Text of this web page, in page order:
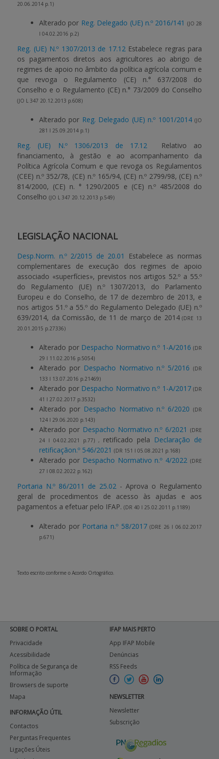
20.06.2014 p.1)
Alterado por Reg. Delegado (UE) n.º 2016/141 (JO 28
I 04.02.2016 p.2)
Reg. (UE) N.º 1307/2013 de 17.12 Estabelece regras para
os pagamentos diretos aos agricultores ao abrigo de
regimes de apoio no âmbito da política agrícola comum e
que revoga o Regulamento (CE) n.° 637/2008 do
Conselho e o Regulamento (CE) n.° 73/2009 do Conselho
(JO L 347 20.12.2013 p.608)
Alterado por Reg. Delegado (UE) n.º 1001/2014 (JO
281 I 25.09.2014 p.1)
Reg. (UE) N.º 1306/2013 de 17.12
Relativo ao
financiamento, à gestão e ao acompanhamento da
Política Agrícola Comum e que revoga os Regulamentos
(CEE) n.º 352/78, (CE) n.º 165/94, (CE) n.º 2799/98, (CE) n.º
814/2000, (CE) n. ° 1290/2005 e (CE) n.º 485/2008 do
Conselho (JO L 347 20.12.2013 p.549)
LEGISLAÇÃO NACIONAL
Desp.Norm. n.º 2/2015 de 20.01
Estabelece as normas
complementares de execução dos regimes de apoio
associado «superfícies», previstos nos artigos 52.º a 55.º
do Regulamento (UE) n.º 1307/2013, do Parlamento
Europeu e do Conselho, de 17 de dezembro de 2013, e
nos artigos 51.º a 55.º do Regulamento Delegado (UE) n.º
639/2014, da Comissão, de 11 de março de 2014(DRE 13
20.01.2015 p.27336)
Alterado por Despacho Normativo n.º 1-A/2016 (DR
29 I 11.02.2016 p.5054)
Alterado por Despacho Normativo n.º 5/2016 (DR
133 I 13.07.2016 p.21469)
Alterado por Despacho Normativo n.º 1-A/2017 (DR
41 I 27.02.2017 p.3532)
Alterado por Despacho Normativo n.º 6/2020 (DR
124 I 29.06.2020 p.143)
Alterado por Despacho Normativo n.º 6/2021
(DRE
24 I 04.02.2021 p.77) , retificado pela Declaração de
retificaçãon.º 546/2021 (DR 151 I 05.08.2021 p.168)
Alterado por Despacho Normativo n.º 4/2022 (DRE
27 I 08.02.2022 p.162)
Portaria N.º 86/2011 de 25.02 - Aprova o Regulamento
geral de procedimentos de acesso às ajudas e aos
pagamentos a efetuar pelo IFAP. (DR 40 I 25.02.2011 p.1189)
Alterado por Portaria n.º 58/2017 (DRE 26 I 06.02.2017
p.671)
Texto escrito conforme o Acordo Ortográfico.
SOBRE O PORTAL
Privacidade
Acessibilidade
Política de Segurança de
Informação
Browsers de suporte
Mapa
INFORMAÇÃO ÚTIL
Contactos
Perguntas Frequentes
Ligações Úteis
IFAP MAIS PERTO
App IFAP Mobile
Denúncias
RSS Feeds
NEWSLETTER
Newsletter
Subscrição